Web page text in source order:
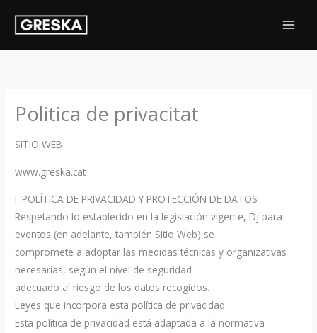
Politica de privacitat
SITIO WEB
www.greska.cat
I. POLÍTICA DE PRIVACIDAD Y PROTECCIÓN DE DATOS
Respetando lo establecido en la legislación vigente, Dj para
eventos (en adelante, también Sitio Web) se
compromete a adoptar las medidas técnicas y organizativas
necesarias, según el nivel de seguridad
adecuado al riesgo de los datos recogidos.
Leyes que incorpora esta política de privacidad
Esta política de privacidad está adaptada a la normativa